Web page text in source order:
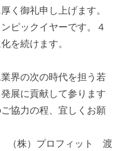
く御礼申し上げます。
ピックイヤーです。４
を続けます。
界の次の時代を担う若
展に貢献して参ります
協力の程、宜しくお願
（株）プロフィット 渡